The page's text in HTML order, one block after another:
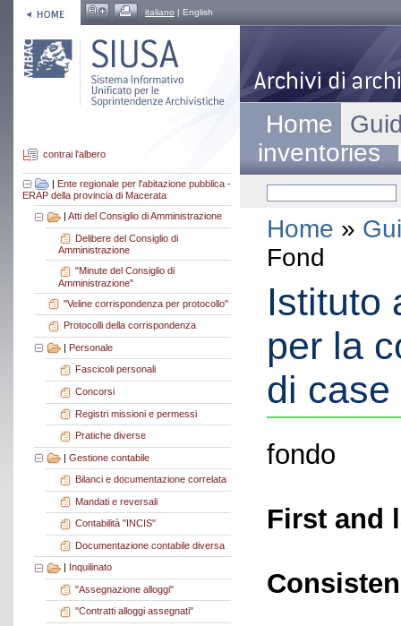
italiano | English
contrai l'albero
| Ente regionale per l'abitazione pubblica -
ERAP della provincia di Macerata
| Atti del Consiglio di Amministrazione
Delibere del Consiglio di
Amministrazione
"Minute del Consiglio di
Amministrazione"
"Veline corrispondenza per protocollo"
Protocolli della corrispondenza
| Personale
Fascicoli personali
Concorsi
Registri missioni e permessi
Pratiche diverse
| Gestione contabile
Bilanci e documentazione correlata
Mandati e reversali
Contabilità "INCIS"
Documentazione contabile diversa
Inquilinato
"Assegnazione alloggi"
"Contratti alloggi assegnati"
Home
inventories
Home »
Fond
Istituto
per la
di
fondo
First and